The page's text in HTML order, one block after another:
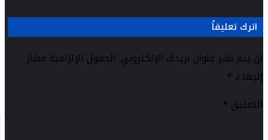
اترك تعليقاً
لن يتم نشر عنوان بريدك الإلكتروني. الحقول الإلزامية مشار
إليها بـ*
التعليق *